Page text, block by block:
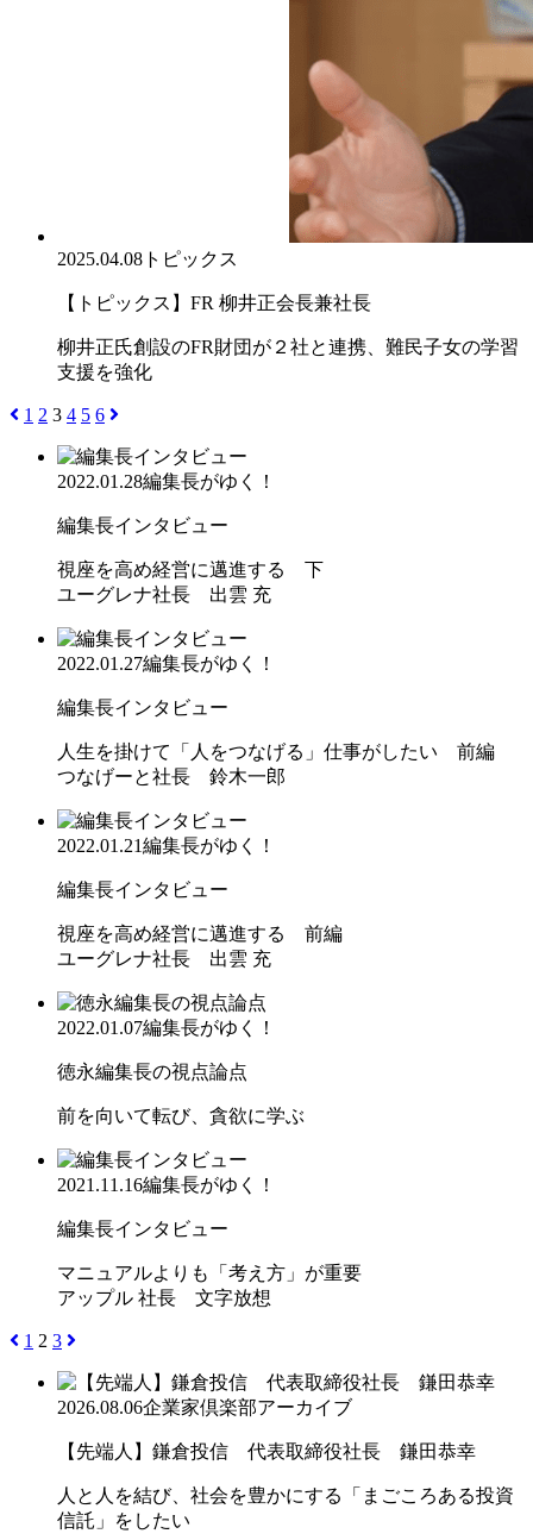
2025.04.08 トピックス
【トピックス】FR 柳井正会長兼社長
柳井正氏創設のFR財団が２社と連携、難民子女の学習
支援を強化
1 2 3 4 5 6
2022.01.28編集長がゆく！
編集長インタビュー
視座を高め経営に邁進する 下
ユーグレナ社長 出雲 充
2022.01.27編集長がゆく！
編集長インタビュー
人生を掛けて「人をつなげる」仕事がしたい 前編
つなげーと社長 鈴木一郎
2022.01.21編集長がゆく！
編集長インタビュー
視座を高め経営に邁進する 前編
ユーグレナ社長 出雲 充
2022.01.07編集長がゆく！
徳永編集長の視点論点
前を向いて転び、貪欲に学ぶ
2021.11.16編集長がゆく！
編集長インタビュー
マニュアルよりも「考え方」が重要
アップル 社長 文字放想
1 2 3
2026.08.06企業家倶楽部アーカイブ
【先端人】鎌倉投信 代表取締役社長 鎌田恭幸
人と人を結び、社会を豊かにする「まごころある投資
信託」をしたい